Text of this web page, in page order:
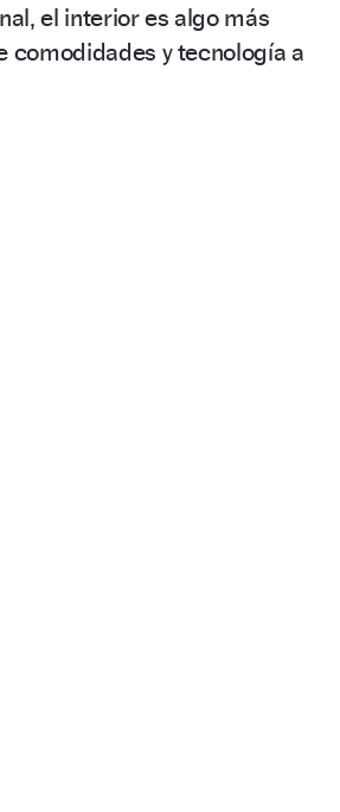
el interior es algo más
comodidades y tecnología a